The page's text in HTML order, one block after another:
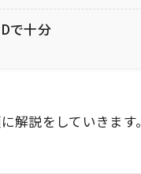
で十分
解説をしていきます。